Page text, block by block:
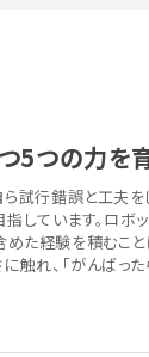
5つの力を
試行錯誤と工夫
しています。ロボ
た経験を積むこと
触れ、「がんばっ